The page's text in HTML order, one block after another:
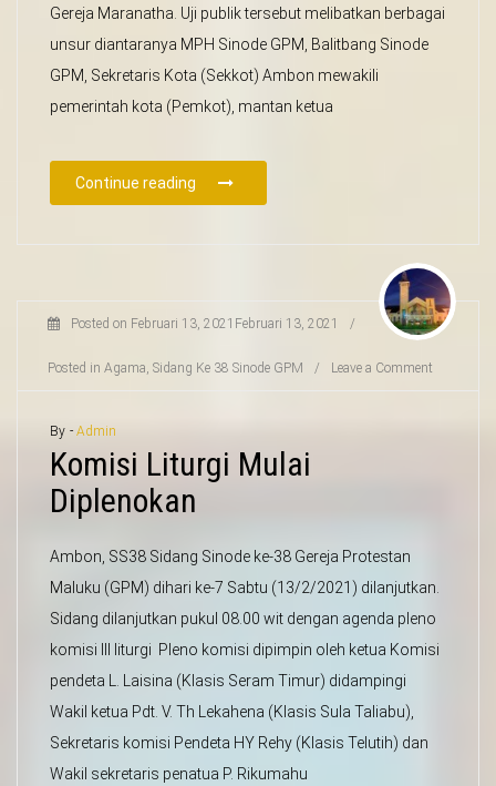
Gereja Maranatha. Uji publik tersebut melibatkan berbagai
unsur diantaranya MPH Sinode GPM, Balitbang Sinode
GPM, Sekretaris Kota (Sekkot) Ambon mewakili
pemerintah kota (Pemkot), mantan ketua
Continue reading
Posted on Februari 13, 2021 Februari 13, 2021 /
Posted in Agama, Sidang Ke 38 Sinode GPM / Leave a Comment
By - Admin
Komisi Liturgi Mulai
Diplenokan
Ambon, SS38 Sidang Sinode ke-38 Gereja Protestan
Maluku (GPM) dihari ke-7 Sabtu (13/2/2021) dilanjutkan.
Sidang dilanjutkan pukul 08.00 wit dengan agenda pleno
komisi III liturgi Pleno komisi dipimpin oleh ketua Komisi
pendeta L. Laisina (Klasis Seram Timur) didampingi
Wakil ketua Pdt. V. Th Lekahena (Klasis Sula Taliabu),
Sekretaris komisi Pendeta HY Rehy (Klasis Telutih) dan
Wakil sekretaris penatua P. Rikumahu